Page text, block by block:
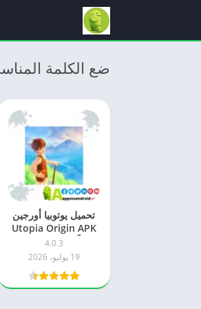
ضع الكلمة
تحميل يوتوبيا أورجين
Utopia Origin APK
مجاناً 2026 للاندرويد –
أحدث إصدار
4.0.3
19 يوليو، 2026